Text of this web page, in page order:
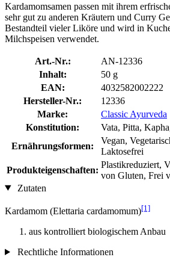
Kardamomsamen passen mit ihrem
sehr gut zu anderen Kräutern und Curry
Bestandteil vieler Liköre und wird in
Milchspeisen verwendet.
Art.-Nr.:
AN-12336
Inhalt:
50 g
EAN:
4032582002222
Hersteller-Nr.:
12336
Marke:
Classic Ayurveda
Konstitution:
Vata, Pitta,
Ernährungsformen:
Vegan,
Laktosefrei
Produkteigenschaften:
Plastikreduziert,
von Gluten, Frei
Zutaten
Kardamom (Elettaria cardamomum)[1]
aus kontrolliert biologischem Anbau
Rechtliche Informationen